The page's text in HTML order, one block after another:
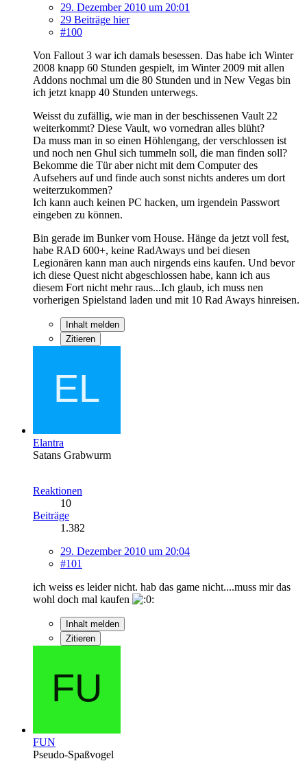
29. Dezember 2010 um 20:01
29 Beiträge hier
#100
Von Fallout 3 war ich damals besessen. Das habe ich Winter
2008 knapp 60 Stunden gespielt, im Winter 2009 mit allen
Addons nochmal um die 80 Stunden und in New Vegas bin
ich jetzt knapp 40 Stunden unterwegs.
Weisst du zufällig, wie man in der beschissenen Vault 22
weiterkommt? Diese Vault, wo vornedran alles blüht?
Da muss man in so einen Höhlengang, der verschlossen ist
und noch nen Ghul sich tummeln soll, die man finden soll?
Bekomme die Tür aber nicht mit dem Computer des
Aufsehers auf und finde auch sonst nichts anderes um dort
weiterzukommen?
Ich kann auch keinen PC hacken, um irgendein Passwort
eingeben zu können.
Bin gerade im Bunker vom House. Hänge da jetzt voll fest,
habe RAD 600+, keine RadAways und bei diesen
Legionären kann man auch nirgends eins kaufen. Und bevor
ich diese Quest nicht abgeschlossen habe, kann ich aus
diesem Fort nicht mehr raus...Ich glaub, ich muss nen
vorherigen Spielstand laden und mit 10 Rad Aways hinreisen.
Inhalt melden
Zitieren
Elantra
Satans Grabwurm
Reaktionen
10
Beiträge
1.382
29. Dezember 2010 um 20:04
#101
ich weiss es leider nicht. hab das game nicht....muss mir das
wohl doch mal kaufen
Inhalt melden
Zitieren
FUN
Pseudo-Spaßvogel